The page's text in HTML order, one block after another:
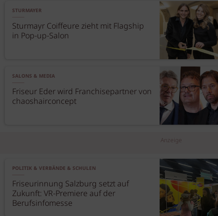
STURMAYER
Sturmayr Coiffeure zieht mit Flagship
in Pop-up-Salon
SALONS & MEDIA
Friseur Eder wird Franchisepartner von
chaoshairconcept
Anzeige
POLITIK & VERBÄNDE & SCHULEN
Friseurinnung Salzburg setzt auf
Zukunft: VR-Premiere auf der
Berufsinfomesse